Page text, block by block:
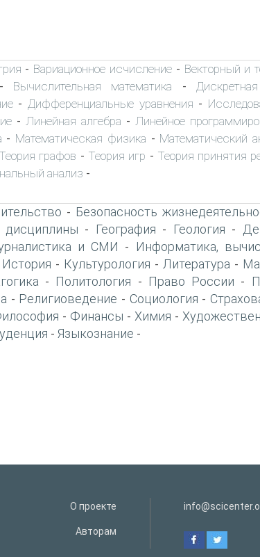
- Вариационное исчисление- Векторный и
Вычислительная математика -
- Дифференциальные уравнения -
- Линейная алгебра - Линейное
- Математическая физика - Математический
Теория графов - Теория игр - Теория принятия
анализ -
- Безопасность
дисциплины - География - Геология -
и СМИ - Информатика,
История - Культурология - Литература -
- Политология - Право России -
- Религиоведение - Социология -
- Финансы - Химия -
- Языкознание -
О проекте
Авторам